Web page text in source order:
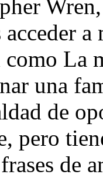
La
una
de
pero
de